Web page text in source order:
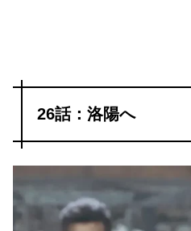
26話：洛陽へ